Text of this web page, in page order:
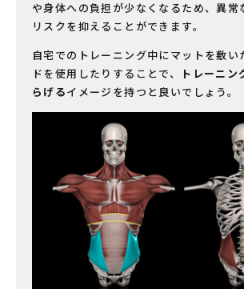
や身体への負担が少なくなるため、異常
リスクを抑えることができます。
自宅でのトレーニング中にマットを敷い
ドを使用したりすることで、
トレーニン
らげるイメージを持つと良いでしょう。